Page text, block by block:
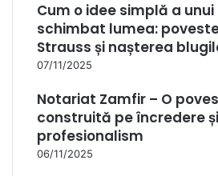
Cum o idee simplă a
schimbat lumea:
Strauss și nașterea
07/11/2025
Notariat Zamfir – O
construită pe încredere și
profesionalism
06/11/2025